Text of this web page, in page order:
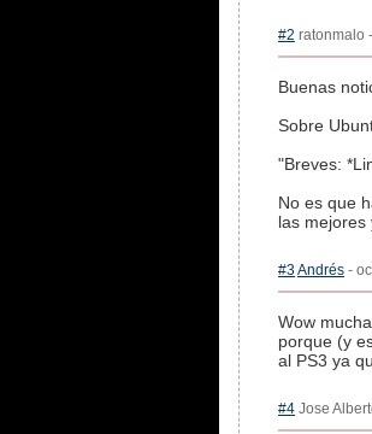
#2 ratonmalo
Buenas
Sobre
"Breves:
No es que
las mejores
#3Andrés -
Wow
porque (y
al PS3 ya
#4 Jose